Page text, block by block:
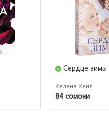
Сердце зимы
Хелена Хейл
84 сомони